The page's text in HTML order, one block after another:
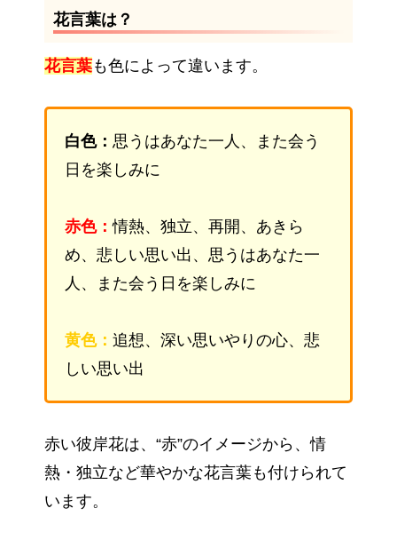
花言葉は？
花言葉も色によって違います。
白色： 思うはあなた一人、また会う
日を楽しみに
赤色：情熱、独立、再開、あきら
め、悲しい思い出、思うはあなた一
人、また会う日を楽しみに
黄色： 追想、深い思いやりの心、悲
しい思い出
赤い彼岸花は、“赤”のイメージから、情
熱・独立など華やかな花言葉も付けられて
います。